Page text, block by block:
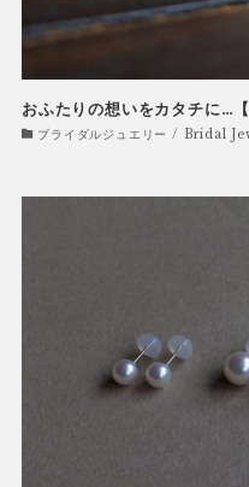
おふたりの想いをカタチに…
ブライダルジュエリー / Bridal